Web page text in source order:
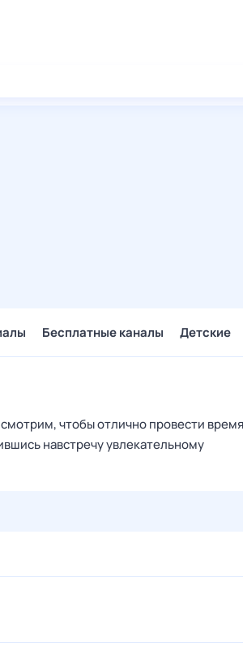
Бесплатные каналы Детские
чтобы отлично провести
навстречу увлекательному